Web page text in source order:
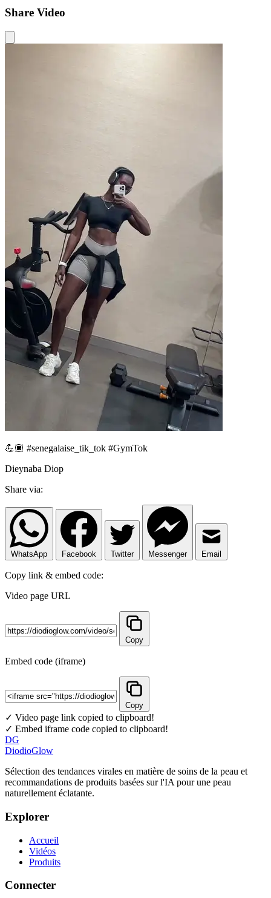
Share Video
💪🏿 #senegalaise_tik_tok #GymTok
Dieynaba Diop
Share via:
WhatsApp Facebook Twitter Messenger Email
Copy link & embed code:
Video page URL
Copy
Embed code (iframe)
Copy
✓ Video page link copied to clipboard!
✓ Embed iframe code copied to clipboard!
DG
DiodioGlow
Sélection des tendances virales en matière de soins de la peau et
recommandations de produits basées sur l'IA pour une peau
naturellement éclatante.
Explorer
Accueil
Vidéos
Produits
Connecter